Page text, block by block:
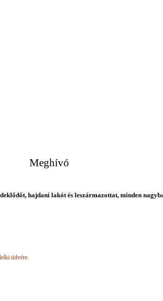
Meghívó
hajdani lakót és leszármazottat, minden
üdvére.